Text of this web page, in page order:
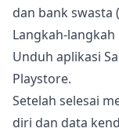
dan bank swasta
Langkah-
Unduh aplikasi
Playstore.
Setelah selesai
diri dan data